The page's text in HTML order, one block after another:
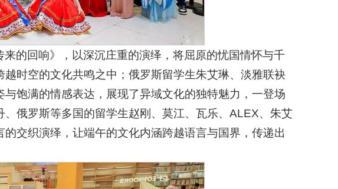
的回响》，以深沉庄重的演绎，将屈原的忧国情怀与千
时空的文化共鸣之中；俄罗斯留学生朱艾琳、淡雅联袂
饱满的情感表达，展现了异域文化的独特魅力，一登场
俄罗斯等多国的留学生赵刚、莫江、瓦乐、ALEX、朱艾
交织演绎，让端午的文化内涵跨越语言与国界，传递出